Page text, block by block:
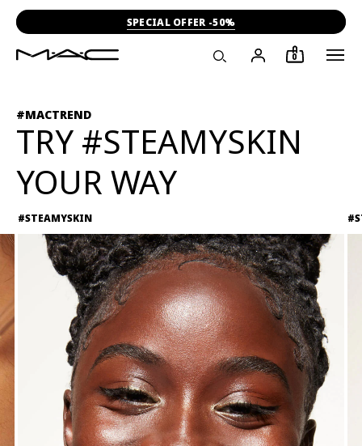
SPECIAL OFFER -50%
0
#MACTREND
TRY #STEAMYSKIN
YOUR WAY
#STEAMYSKIN